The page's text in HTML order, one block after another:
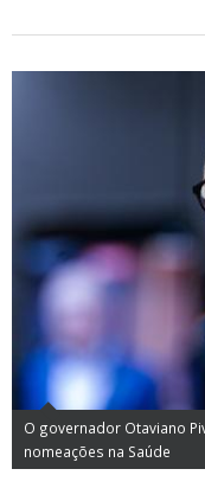
O governador Otaviano
nomeações na Saúde